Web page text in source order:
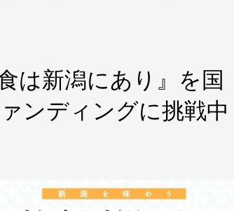
は新潟にあり』を国
ンディングに挑戦中